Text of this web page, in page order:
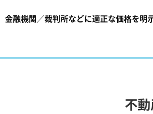
金融機関／裁判所などに適正な価格を明
不